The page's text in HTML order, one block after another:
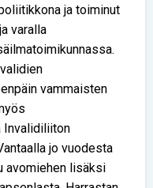
ja toiminut
varalla
vammaisten
Invalidiliiton
jo vuodesta
avomiehen lisäksi